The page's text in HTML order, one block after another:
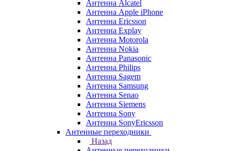
Антенна Alcatel
Антенна Apple iPhone
Антенна Ericsson
Антенна Explay
Антенна Motorola
Антенна Nokia
Антенна Panasonic
Антенна Philips
Антенна Sagem
Антенна Samsung
Антенна Senao
Антенна Siemens
Антенна Sony
Антенна SonyEricsson
Антенные переходники
Назад